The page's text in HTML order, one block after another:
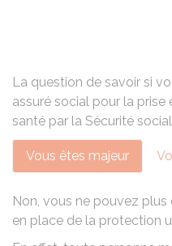
La question de savoir si
assuré social pour la
santé par la Sécurité
Vous êtes majeur
Non, vous ne pouvez
en place de la protection